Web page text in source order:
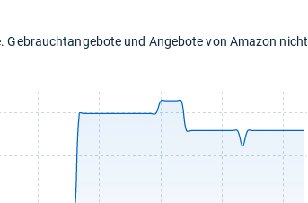
Gebrauchtangebote und Angebote von Amazon nicht